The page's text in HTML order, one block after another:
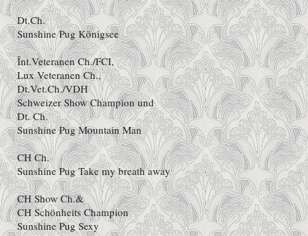
Dt.Ch.
Sunshine Pug Königsee
Înt.Veteranen Ch./FCI,
Lux Veteranen Ch.,
Dt.Vet.Ch./VDH
Schweizer Show Champion und
Dt. Ch.
Sunshine Pug Mountain Man
CH Ch.
Sunshine Pug Take my breath away
CH Show Ch.&
CH Schönheits Champion
Sunshine Pug Sexy